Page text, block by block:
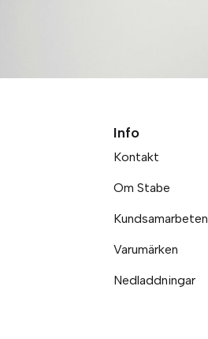
Info
Kontakt
Om Stabe
Kundsamarbeten
Varumärken
Nedladdningar